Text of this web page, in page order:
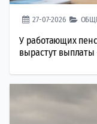
27-07-2026
У работающих
вырастут